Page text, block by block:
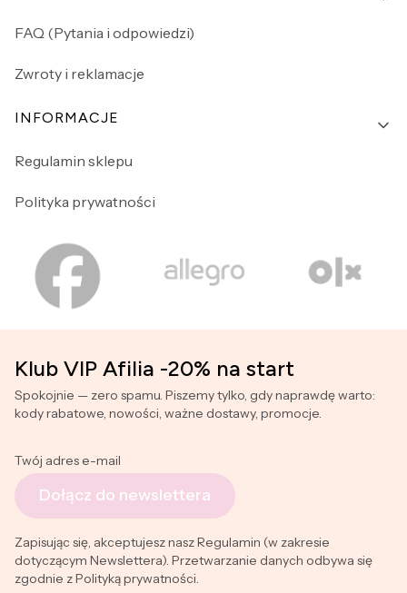
FAQ (Pytania i odpowiedzi)
Zwroty i reklamacje
INFORMACJE
Regulamin sklepu
Polityka prywatności
Klub VIP Afilia -20% na start
Spokojnie — zero spamu. Piszemy tylko, gdy naprawdę warto:
kody rabatowe, nowości, ważne dostawy, promocje.
Twój adres e-mail
Dołącz do newslettera
Zapisując się, akceptujesz nasz Regulamin (w zakresie
dotyczącym Newslettera). Przetwarzanie danych odbywa się
zgodnie z Polityką prywatności.